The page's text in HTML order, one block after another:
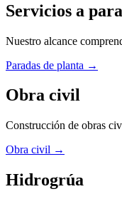
Servicios a
Nuestro alcance
Paradas de planta →
Obra civil
Construcción de obras
Obra civil →
Hidrogrúa